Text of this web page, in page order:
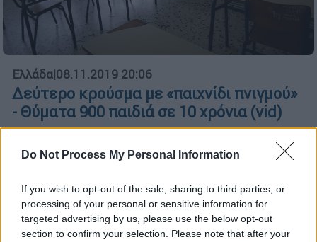
Do Not Process My Personal Information
If you wish to opt-out of the sale, sharing to third parties, or
processing of your personal or sensitive information for
targeted advertising by us, please use the below opt-out
section to confirm your selection. Please note that after your
Ελλάδα|08.11.2019 20:06
Δεύτερο κρούσμα με «παιχνίδι πνιγμού»
- Θύματα 900 παιδιά σε 10 χρόνια (vid)
έχει ανεβάσει μια μαθήτρια που πηγαίνει